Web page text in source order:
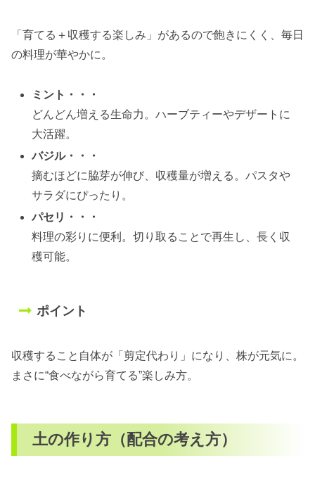
「育てる＋収穫する楽しみ」があるので飽きにくく、毎日
の料理が華やかに。
ミント・・・
どんどん増える生命力。ハーブティーやデザートに
大活躍。
バジル・・・
摘むほどに脇芽が伸び、収穫量が増える。パスタや
サラダにぴったり。
パセリ・・・
料理の彩りに便利。切り取ることで再生し、長く収
穫可能。
ポイント
収穫すること自体が「剪定代わり」になり、株が元気に。
まさに“食べながら育てる”楽しみ方。
土の作り方（配合の考え方）